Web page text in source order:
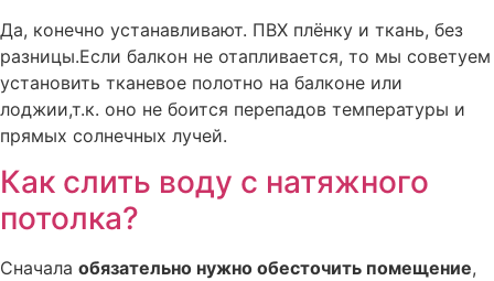
Да, конечно устанавливают. ПВХ плёнку и ткань, без
разницы.Если балкон не отапливается, то мы советуем
установить тканевое полотно на балконе или
лоджии,т.к. оно не боится перепадов температуры и
прямых солнечных лучей.
Как слить воду с натяжного
потолка?
Сначала обязательно нужно обесточить помещение,